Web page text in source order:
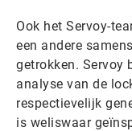
Ook het Servoy-
een andere
getrokken. Servoy
analyse van de
respectievelijk
is weliswaar